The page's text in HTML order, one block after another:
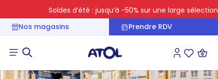
Soldes d’été : jusqu’à -50% sur une large sélection
Nos magasins
Prendre RDV
Connexion